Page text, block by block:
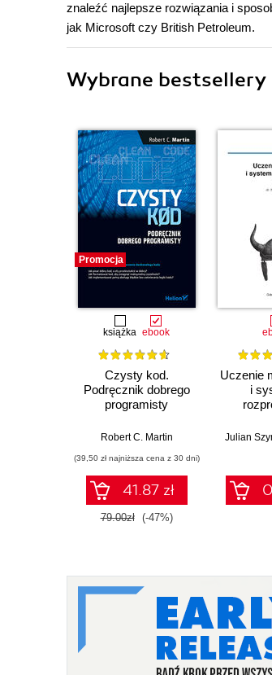
znaleźć najlepsze rozwiązania i
jak Microsoft czy British Petroleum.
Wybrane bestsellery
Promocja
książka ebook
Czysty kod.
Podręcznik dobrego
programisty
Robert C. Martin
(39,50 zł najniższa cena z 30 dni)
41.87 zł
79.00zł (-47%)
Uczenie
i
Julian